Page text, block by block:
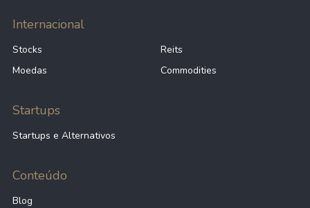
Internacional
Stocks
Reits
Moedas
Commodities
Startups
Startups e Alternativos
Conteúdo
Blog